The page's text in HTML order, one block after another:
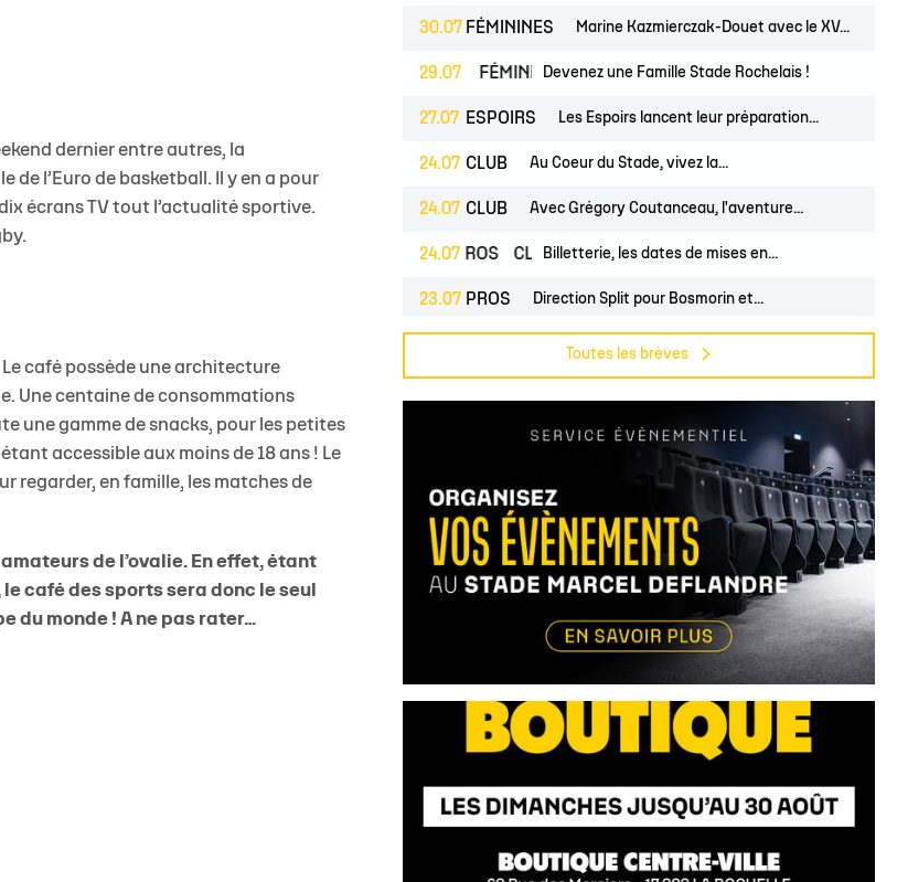
dernier entre autres, la
de l’Euro de basketball. Il y en a pour
écrans TV tout l’actualité sportive.
Le café possède une architecture
Une centaine de consommations
une gamme de snacks, pour les petites
accessible aux moins de 18 ans ! Le
regarder, en famille, les matches de
de l’ovalie. En effet, étant
café des sports sera donc le seul
du monde ! A ne pas rater…
30.07 FÉMININES Marine Kazmierczak-Douet avec le XV...
29.07
JEUNES FÉMININES CLUB
Devenez une Famille Stade Rochelais !
27.07 ESPOIRS Les Espoirs lancent leur préparation...
24.07 CLUB Au Coeur du Stade, vivez la...
24.07 CLUB Avec Grégory Coutanceau, l'aventure...
24.07
PROS CLUB Billetterie, les dates de mises en...
23.07 PROS Direction Split pour Bosmorin et...
Pré-saison du groupe professionnel,...
Toutes les brèves